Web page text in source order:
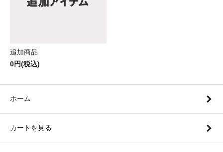
追加商品
0円(税込)
ホーム
カートを見る